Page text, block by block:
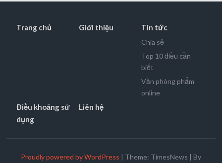
Trang chủ Giới thiệu Tin tức
Chia sẻ
Top 10 điều cần
biết
Văn phòng phẩm
online
Điều khoảng sử
dụng
Liên hệ
Proudly powered by WordPress | Theme: TimesNews | By